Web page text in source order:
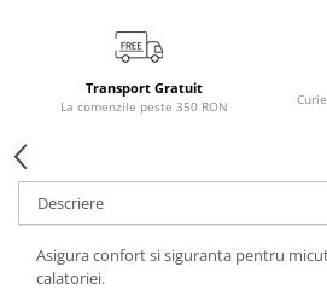
Transport Gratuit
La comenzile peste 350 RON
Descriere
Asigura confort si siguranta pentru
calatoriei.